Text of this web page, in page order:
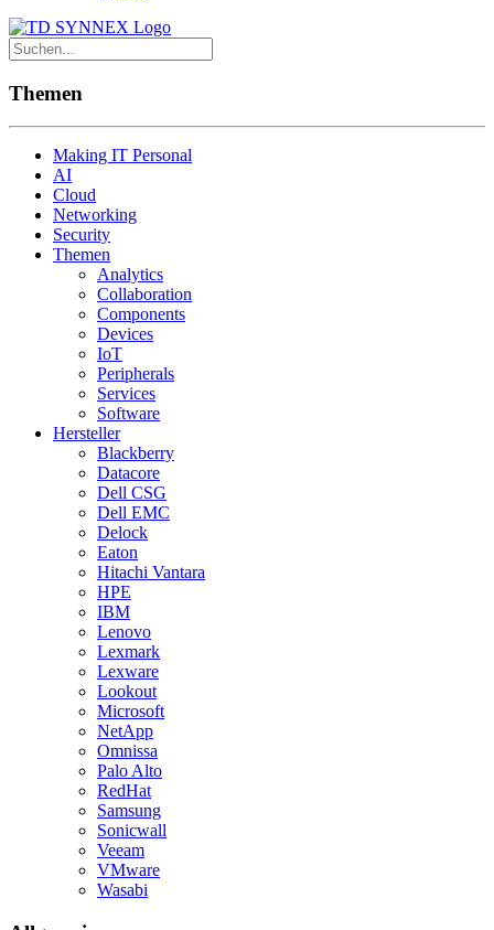
Themen
Making IT Personal
AI
Cloud
Networking
Security
Themen
Analytics
Collaboration
Components
Devices
IoT
Peripherals
Services
Software
Hersteller
Blackberry
Datacore
Dell CSG
Dell EMC
Delock
Eaton
Hitachi Vantara
HPE
IBM
Lenovo
Lexmark
Lexware
Lookout
Microsoft
NetApp
Omnissa
Palo Alto
RedHat
Samsung
Sonicwall
Veeam
VMware
Wasabi